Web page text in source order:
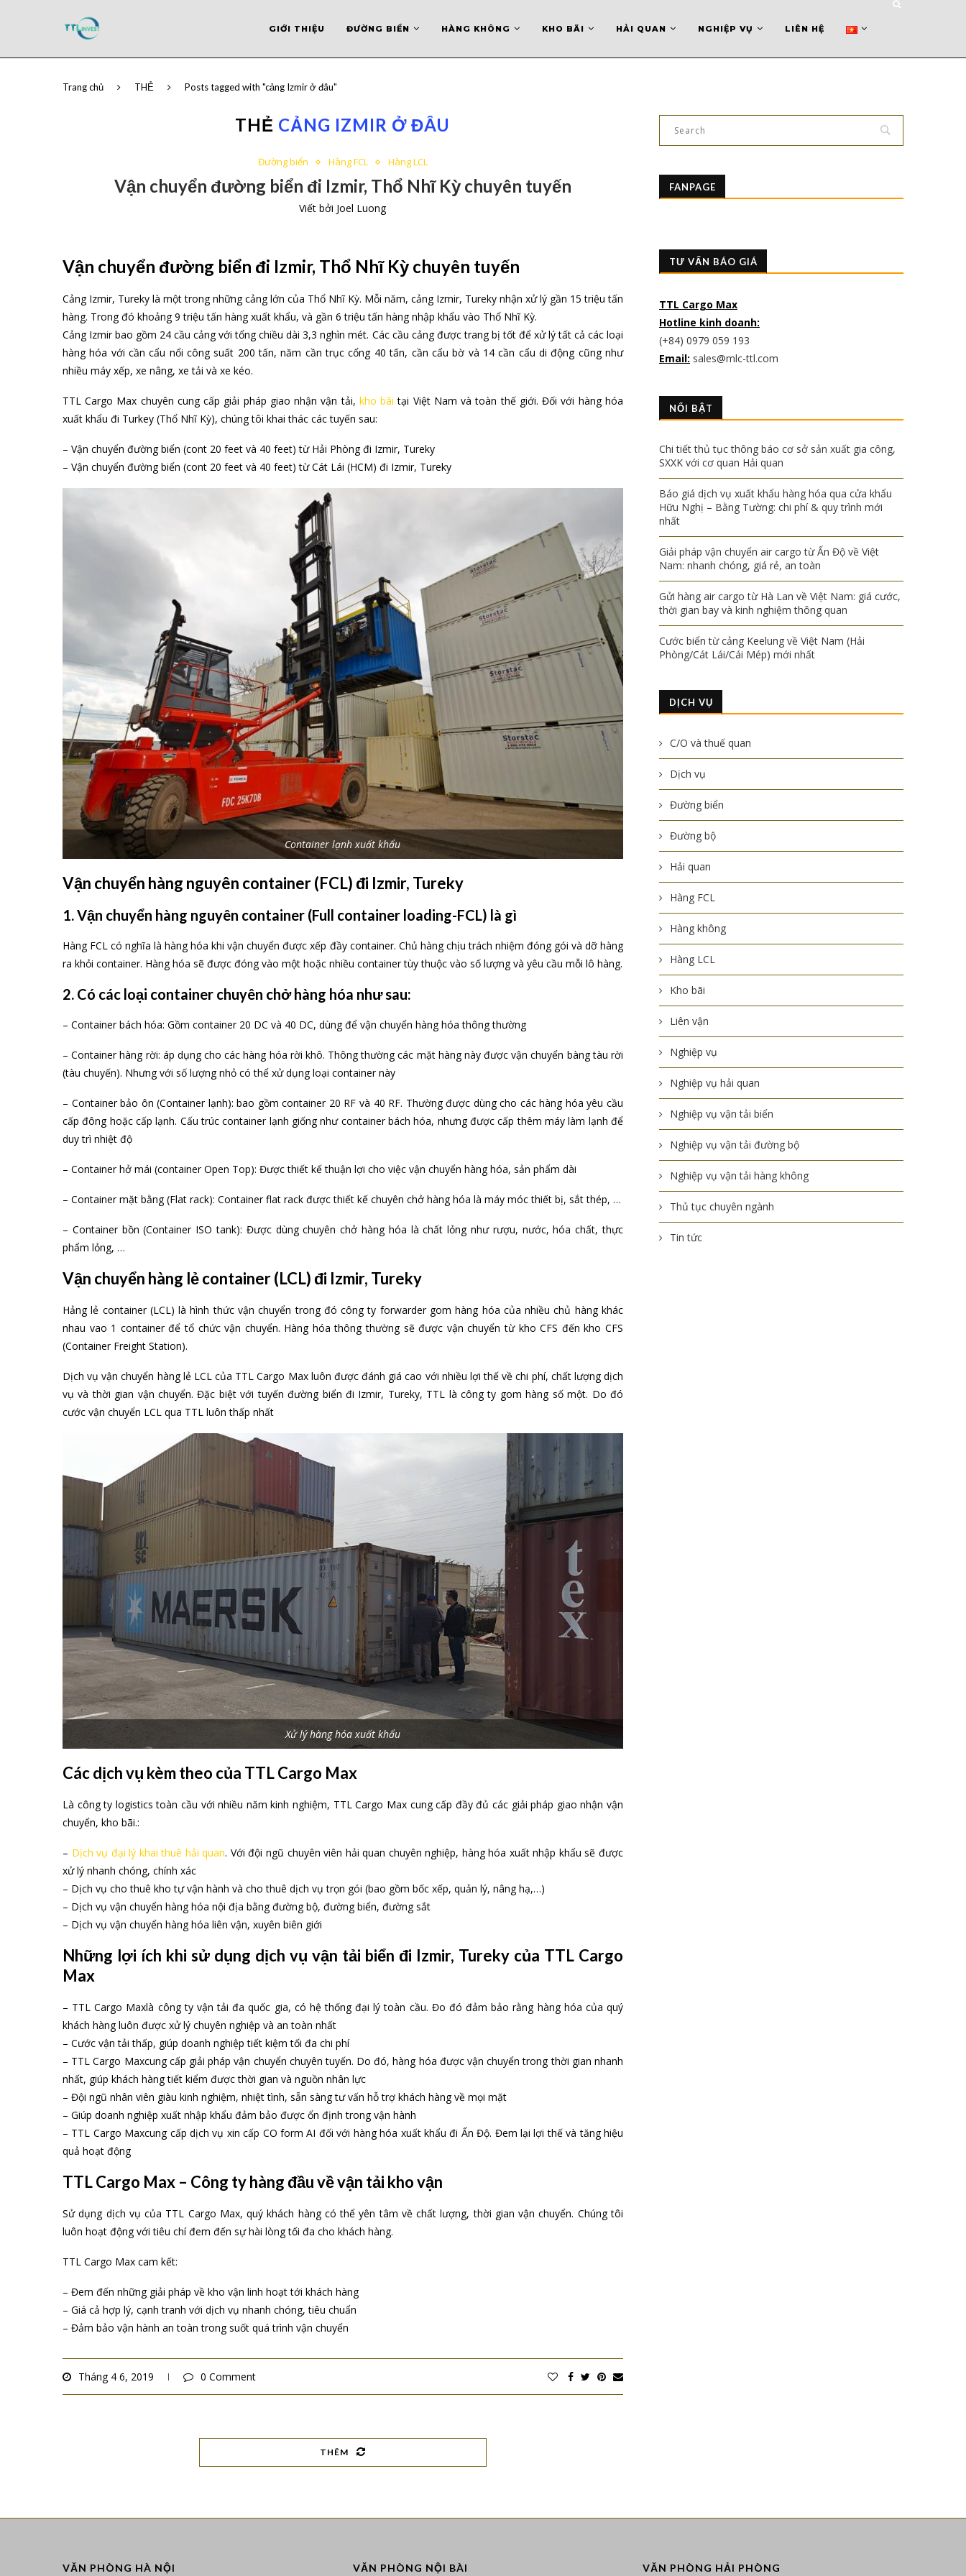
GIỚI THIỆU ĐƯỜNG BIỂN HÀNG KHÔNG KHO BÃI HẢI QUAN NGHIỆP VỤ LIÊN HỆ
Trang chủ THẺ Posts tagged with "cảng Izmir ở đâu"
THẺ CẢNG IZMIR Ở ĐÂU
Đường biển Hàng FCL Hàng LCL
Vận chuyển đường biển đi Izmir, Thổ Nhĩ Kỳ chuyên tuyến
Viết bởi Joel Luong
Vận chuyển đường biển đi Izmir, Thổ Nhĩ Kỳ chuyên tuyến
Cảng Izmir, Tureky là một trong những cảng lớn của Thổ Nhĩ Kỳ. Mỗi năm, cảng Izmir, Tureky nhận xử lý gần 15 triệu tấn
hàng. Trong đó khoảng 9 triệu tấn hàng xuất khẩu, và gần 6 triệu tấn hàng nhập khẩu vào Thổ Nhĩ Kỳ.
Cảng Izmir bao gồm 24 cầu cảng với tổng chiều dài 3,3 nghìn mét. Các cầu cảng được trang bị tốt để xử lý tất cả các loại
hàng hóa với cần cẩu nổi công suất 200 tấn, năm cần trục cổng 40 tấn, cần cẩu bờ và 14 cần cẩu di động cũng như
nhiều máy xếp, xe nâng, xe tải và xe kéo.
TTL Cargo Max chuyên cung cấp giải pháp giao nhận vận tải, kho bãi
tại Việt Nam và toàn thế giới. Đối với hàng hóa
xuất khẩu đi Turkey (Thổ Nhĩ Kỳ), chúng tôi khai thác các tuyến sau:
– Vận chuyển đường biển (cont 20 feet và 40 feet) từ Hải Phòng đi Izmir, Tureky
– Vận chuyển đường biển (cont 20 feet và 40 feet) từ Cát Lái (HCM) đi Izmir, Tureky
Container lạnh xuất khẩu
Vận chuyển hàng nguyên container (FCL) đi Izmir, Tureky
1. Vận chuyển hàng nguyên container (Full container loading-FCL) là gì
ra khỏi container. Hàng hóa sẽ được đóng vào một hoặc nhiều container tùy thuộc vào số lượng và yêu cầu mỗi lô hàng.
2. Có các loại container chuyên chở hàng hóa như sau:
– Container bách hóa: Gồm container 20 DC và 40 DC, dùng để vận chuyển hàng hóa thông thường
– Container hàng rời: áp dụng cho các hàng hóa rời khô. Thông thường các mặt hàng này được vận chuyển bàng tàu rời
(tàu chuyến). Nhưng với số lượng nhỏ có thể xử dụng loại container này
– Container bảo ôn (Container lạnh): bao gồm container 20 RF và 40 RF. Thường được dùng cho các hàng hóa yêu cầu
cấp đông hoặc cấp lạnh. Cấu trúc container lạnh giống như container bách hóa, nhưng được cấp thêm máy làm lạnh để
– Container hở mái (container Open Top): Được thiết kế thuận lợi cho việc vận chuyển hàng hóa, sản phẩm dài
– Container mặt bằng (Flat rack): Container flat rack được thiết kế chuyên chở hàng hóa là máy móc thiết bị, sắt thép, …
– Container bồn (Container ISO tank): Được dùng chuyên chở hàng hóa là chất lỏng như rượu, nước, hóa chất, thực
phẩm lỏng, …
Vận chuyển hàng lẻ container (LCL) đi Izmir, Tureky
Hảng lẻ container (LCL) là hình thức vận chuyển trong đó công ty forwarder gom hàng hóa của nhiều chủ hàng khác
nhau vao 1 container để tổ chức vận chuyển. Hàng hóa thông thường sẽ được vận chuyển từ kho CFS đến kho CFS
(Container Freight Station).
Dịch vụ vận chuyển hàng lẻ LCL của TTL Cargo Max luôn được đánh giá cao với nhiều lợi thế về chi phí, chất lượng dịch
vụ và thời gian vận chuyển. Đặc biệt với tuyến đường biển đi Izmir, Tureky, TTL là công ty gom hàng số một. Do đó
cước vận chuyển LCL qua TTL luôn thấp nhất
Xử lý hàng hóa xuất khẩu
Các dịch vụ kèm theo của TTL Cargo Max
Là công ty logistics toàn cầu với nhiều năm kinh nghiệm, TTL Cargo Max cung cấp đầy đủ các giải pháp giao nhận vận
chuyển, kho bãi.:
–Dịch vụ đại lý khai thuê hải quan
. Với đội ngũ chuyên viên hải quan chuyên nghiệp, hàng hóa xuất nhập khẩu sẽ được
xử lý nhanh chóng, chính xác
– Dịch vụ cho thuê kho tự vận hành và cho thuê dịch vụ trọn gói (bao gồm bốc xếp, quản lý, nâng hạ,…)
– Dịch vụ vận chuyển hàng hóa nội địa bằng đường bộ, đường biển, đường sắt
Max
– TTL Cargo Maxlà công ty vận tải đa quốc gia, có hệ thống đại lý toàn cầu. Đo đó đảm bảo rằng hàng hóa của quý
– Cước vận tải thấp, giúp doanh nghiệp tiết kiệm tối đa chi phí
– TTL Cargo Maxcung cấp giải pháp vận chuyển chuyên tuyến. Do đó, hàng hóa được vận chuyển trong thời gian nhanh
nhất, giúp khách hàng tiết kiểm được thời gian và nguồn nhân lực
– Giúp doanh nghiệp xuất nhập khẩu đảm bảo được ổn định trong vận hành
– TTL Cargo Maxcung cấp dịch vụ xin cấp CO form AI đối với hàng hóa xuất khẩu đi Ấn Độ. Đem lại lợi thế và tăng hiệu
FANPAGE
TƯ VẤN BÁO GIÁ
TTL Cargo Max
Hotline kinh doanh:
(+84) 0979 059 193
Email: sales@mlc-ttl.com
NỔI BẬT
Chi tiết thủ tục thông báo cơ sở sản xuất gia công,
SXXK với cơ quan Hải quan
Báo giá dịch vụ xuất khẩu hàng hóa qua cửa khẩu
Hữu Nghị – Bằng Tường: chi phí & quy trình mới
nhất
Giải pháp vận chuyển air cargo từ Ấn Độ về Việt
Nam: nhanh chóng, giá rẻ, an toàn
Gửi hàng air cargo từ Hà Lan về Việt Nam: giá cước,
thời gian bay và kinh nghiệm thông quan
Cước biển từ cảng Keelung về Việt Nam (Hải
Phòng/Cát Lái/Cái Mép) mới nhất
DỊCH VỤ
C/O và thuế quan
Dịch vụ
Đường biển
Đường bộ
Hải quan
Hàng FCL
Hàng không
Hàng LCL
Kho bãi
Liên vận
Nghiệp vụ
Nghiệp vụ hải quan
Nghiệp vụ vận tải biển
Nghiệp vụ vận tải đường bộ
Nghiệp vụ vận tải hàng không
Thủ tục chuyên ngành
Tin tức